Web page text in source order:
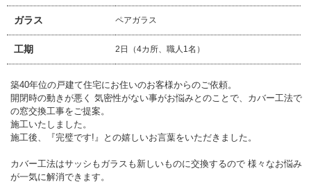
ガラス ペアガラス
工期 2日（4カ所、職人1名）
築40年位の戸建て住宅にお住いのお客様からのご依頼。
開閉時の動きが悪く 気密性がない事がお悩みとのことで、カバー工法で
の窓交換工事をご提案。
施工いたしました。
施工後、『完璧です!』との嬉しいお言葉をいただきました。
カバー工法はサッシもガラスも新しいものに交換するので 様々なお悩み
が一気に解消できます。